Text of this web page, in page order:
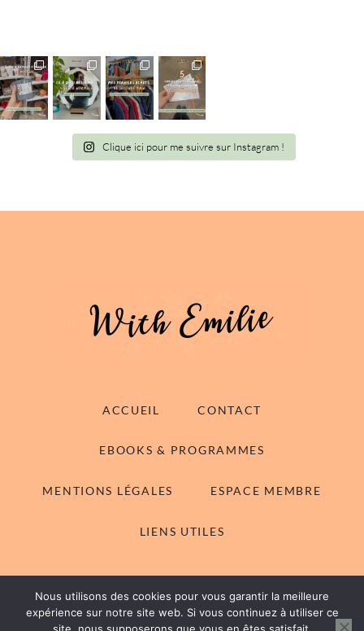
Clique ici pour me suivre sur Instagram !
ACCUEIL CONTACT
EBOOKS & PROGRAMMES
MENTIONS LÉGALES ESPACE MEMBRE
LIENS UTILES
© 2014-2026 With Emilie - Tous droits réservés
Nous utilisons des cookies pour vous garantir la meilleure
expérience sur notre site web. Si vous continuez à utiliser ce